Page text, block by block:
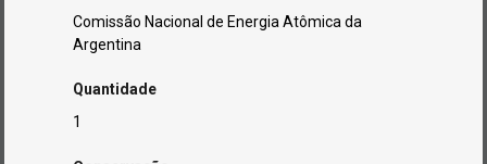
Comissão Nacional de Energia Atômica da
Argentina
Quantidade
1